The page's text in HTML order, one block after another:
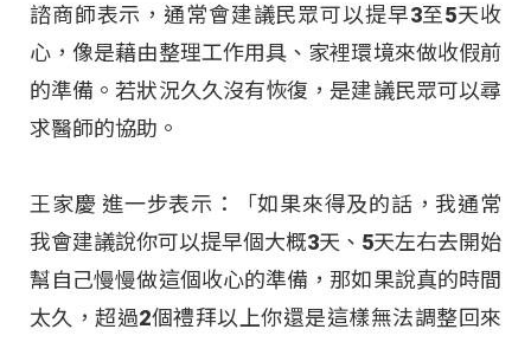
諮商師表示，通常會建議民眾可以提早3至5天收
心，像是藉由整理工作用具、家裡環境來做收假前
的準備。若狀況久久沒有恢復，是建議民眾可以尋
求醫師的協助。
王家慶 進一步表示：「如果來得及的話，我通常
我會建議說你可以提早個大概3天、5天左右去開始
幫自己慢慢做這個收心的準備，那如果說真的時間
太久，超過2個禮拜以上你還是這樣無法調整回來